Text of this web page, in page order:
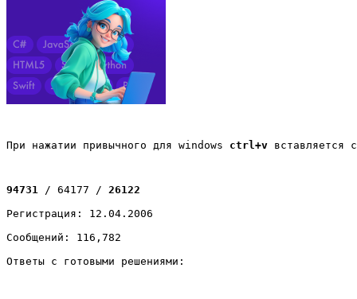
При нажатии привычного для windows ctrl+v вставляется
94731 / 64177 / 26122
Регистрация: 12.04.2006
Сообщений: 116,782
Ответы с готовыми решениями: